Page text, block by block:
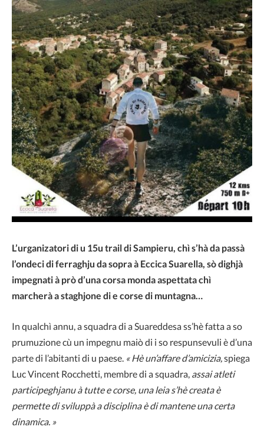
L’urganizatori di u 15u trail di Sampieru, chì s’hà da passà
l’ondeci di ferraghju da sopra à Eccica Suarella, sò dighjà
impegnati à prò d’una corsa monda aspettata chì
marcherà a staghjone di e corse di muntagna…
In qualchì annu, a squadra di a Suareddesa ss’hè fatta a so
prumuzione cù un impegnu maiò di i so respunsevuli è d’una
parte di l’abitanti di u paese. « Hè un’affare d’amicizia, spiega
Luc Vincent Rocchetti, membre di a squadra, assai atleti
participeghjanu à tutte e corse, una leia s’hè creata è
permette di sviluppà a disciplina è di mantene una certa
dinamica. »